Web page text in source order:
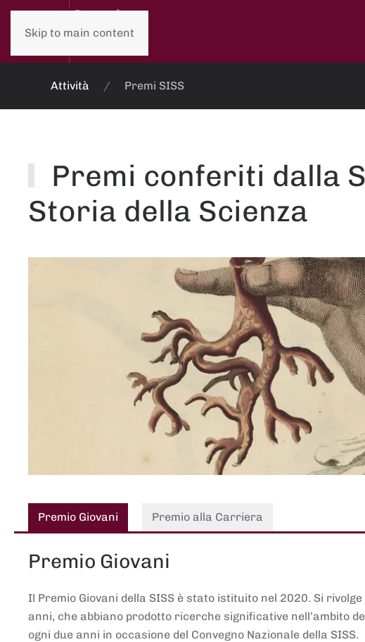
Skip to main content
Attività Premi SISS
Premi conferiti dalla
Storia della Scienza
Premio Giovani Premio alla Carriera
Premio Giovani
Il Premio Giovani della SISS è stato istituito nel 2020. Si
anni, che abbiano prodotto ricerche significative nell’ambito
ogni due anni in occasione del Convegno Nazionale della SISS.